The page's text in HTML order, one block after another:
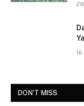
DON'T MISS